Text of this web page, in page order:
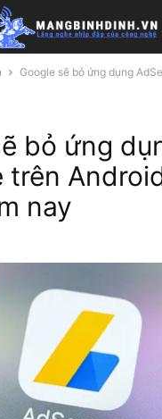
Google sẽ bỏ ứng dụng
bỏ ứng
trên
nay